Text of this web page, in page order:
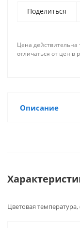
Поделиться
Цена действительна
отличаться от цен в
Описание
Цветовая температура,